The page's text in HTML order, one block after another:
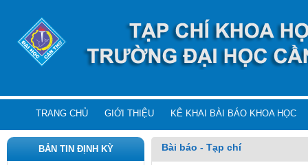
TRANG CHỦ GIỚI THIỆU KÊ KHAI BÀI BÁO KHOA HỌC
BẢN TIN ĐỊNH KỲ Bài báo - Tạp chí